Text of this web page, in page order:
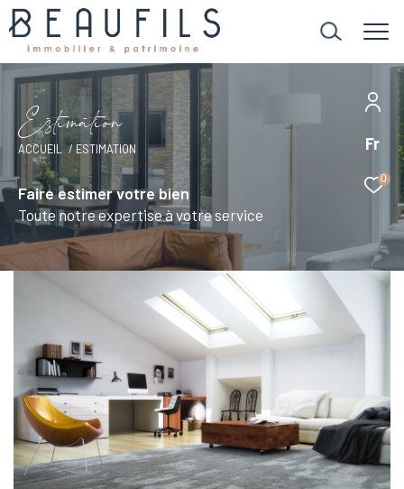
Fr
0
Estimation
ACCUEIL ESTIMATION
Faire estimer votre bien
Toute notre expertise à votre service